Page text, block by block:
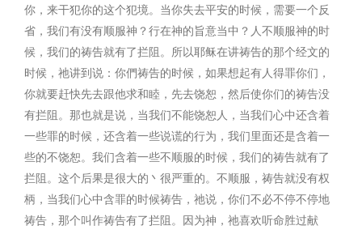
你，来干犯你的这个犯境。当你失去平安的时候，需要一个反
省，我们有没有顺服神？行在神的旨意当中？人不顺服神的时
候，我们的祷告就有了拦阻。所以耶稣在讲祷告的那个经文的
时候，祂讲到说：你們祷告的时候，如果想起有人得罪你们，
你就要赶快先去跟他求和睦，先去饶恕，然后使你们的祷告没
有拦阻。那也就是说，当我们不能饶恕人，当我们心中还含着
一些罪的时候，还含着一些说谎的行为，我们里面还是含着一
些的不饶恕。我们含着一些不顺服的时候，我们的祷告就有了
拦阻。这个后果是很大的丶很严重的。不顺服，祷告就没有权
柄，当我们心中含罪的时候祷告，祂说，你们不必不停不停地
祷告，那个叫作祷告有了拦阻。因为神，祂喜欢听命胜过献